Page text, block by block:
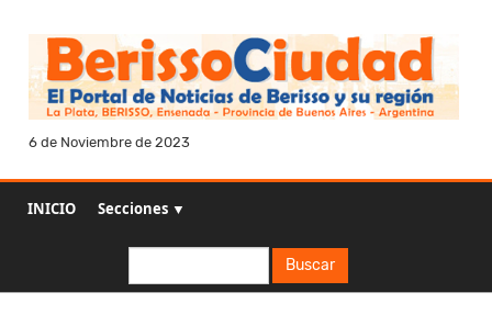
6 de Noviembre de 2023
INICIO Secciones ▼
Buscar